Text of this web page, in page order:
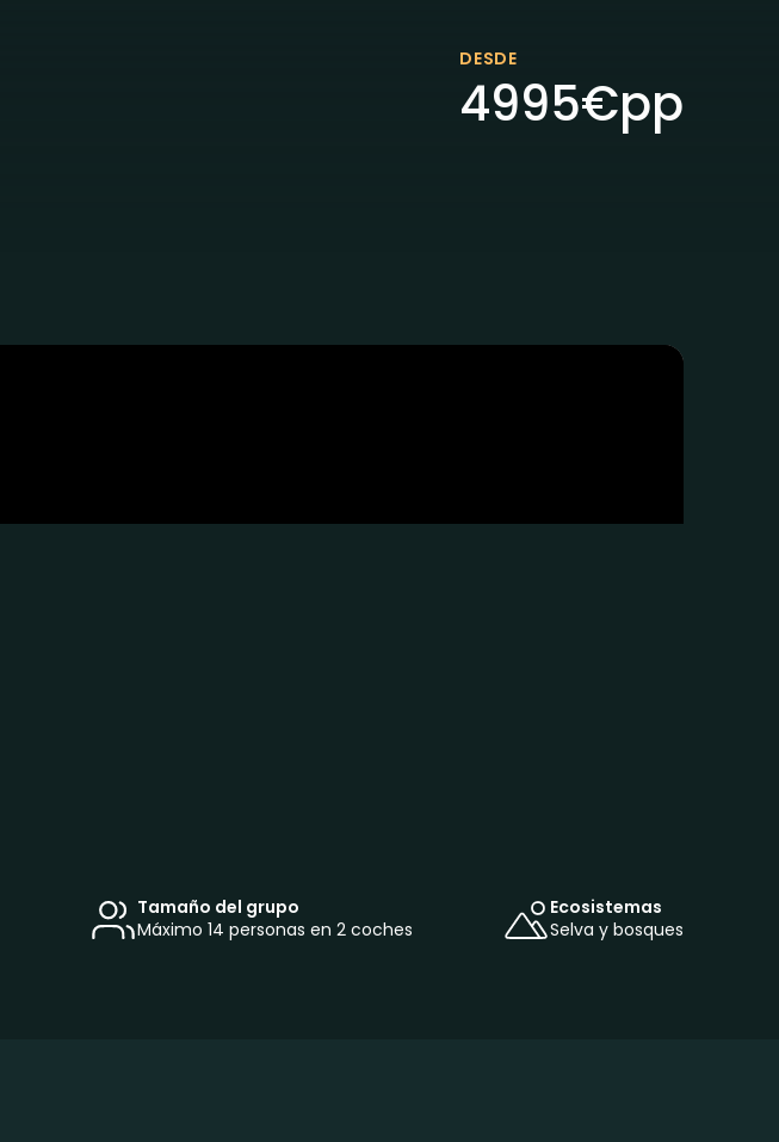
DESDE
4995€pp
Tamaño del grupo
Máximo 14 personas en 2 coches
Ecosistemas
Selva y bosques